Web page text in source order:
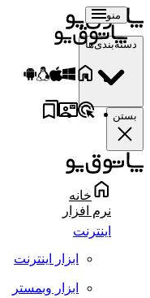
منو
دسته‌بندی‌ها
بستن
خانه
نرم افزار
اینترنت
ابزار اینترنت
ابزار وبمستر